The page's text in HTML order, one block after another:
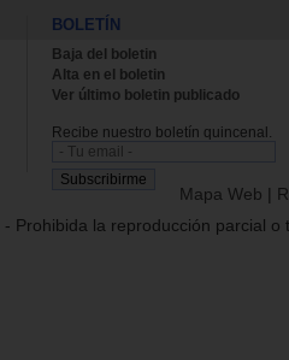
BOLETÍN
Baja del boletin
Alta en el boletin
Ver último boletin publicado
Recibe nuestro boletín quincenal.
Mapa Web |
- Prohibida la reproducción parcial o